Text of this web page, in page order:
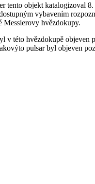
objekt katalogizoval
vybavením
Messierovy hvězdokupy.
této hvězdokupě objeven
pulsar byl objeven